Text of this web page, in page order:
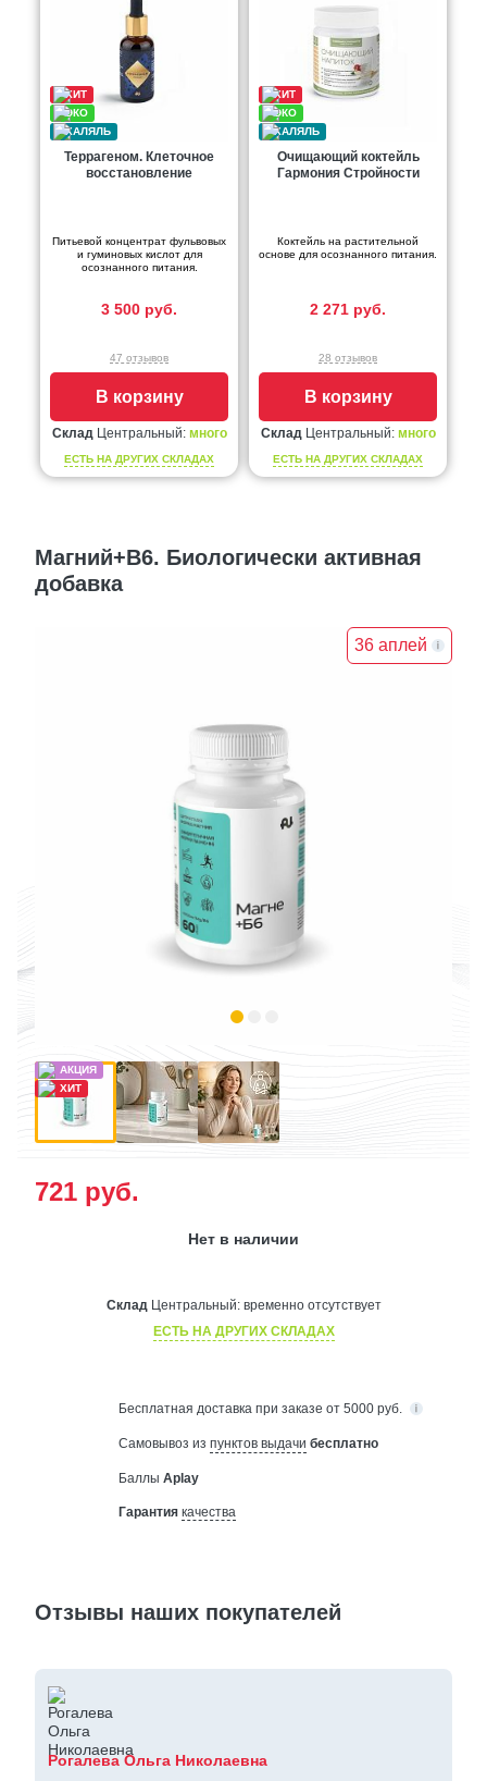
Террагеном. Клеточное
восстановление
Питьевой концентрат фульвовых
и гуминовых кислот для
осознанного питания.
3 500 руб.
47 отзывов
В корзину
Склад Центральный: много
ЕСТЬ НА ДРУГИХ СКЛАДАХ
Очищающий коктейль
Гармония Стройности
Коктейль на растительной
основе для осознанного питания.
2 271 руб.
28 отзывов
В корзину
Склад Центральный: много
ЕСТЬ НА ДРУГИХ СКЛАДАХ
Магний+В6. Биологически активная
добавка
36 аплей
721 руб.
Нет в наличии
Склад Центральный: временно отсутствует
ЕСТЬ НА ДРУГИХ СКЛАДАХ
Бесплатная доставка при заказе от 5000 руб.
Самовывоз из пунктов выдачи бесплатно
Баллы Aplay
Гарантия качества
Отзывы наших покупателей
Рогалева Ольга Николаевна